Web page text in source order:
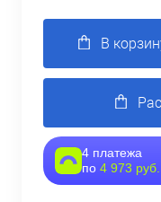
В
4 платежа
по 4 973 руб.